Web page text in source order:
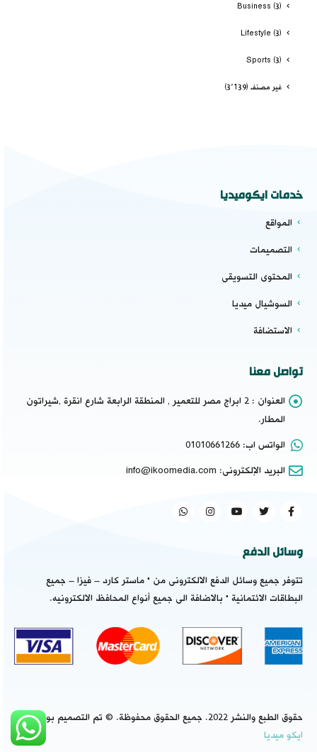
Business (3)
Lifestyle (3)
Sports (3)
غير مصنف(3٬139)
خدمات ايكوميديا
المواقع
التصميمات
المحتوى التسويقى
السوشيال ميديا
الاستضافة
تواصل معنا
العنوان :
2 ابراج مصر للتعمير , المنطقة الرابعة شارع انقرة ,شيراتون
المطار.
الواتس اب: 01010661266
البريد الإلكترونى: info@ikoomedia.com
وسائل الدفع
تتوفر جميع وسائل الدفع الالكترونى من " ماستر كارد – فيزا – جميع
البطاقات الائتمانية " بالاضافة الى جميع أنواع المحافظ الالكترونيه.
حقوق الطبع والنشر 2022. جميع الحقوق محفوظة. © تم التصميم بواسطة
ايكو ميديا